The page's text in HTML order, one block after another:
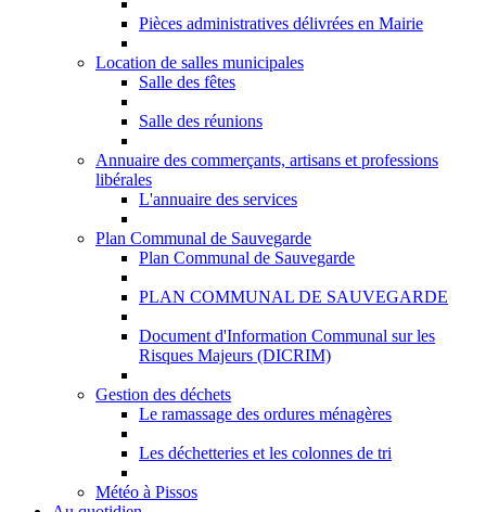
Pièces administratives délivrées en Mairie
Location de salles municipales
Salle des fêtes
Salle des réunions
Annuaire des commerçants, artisans et professions
libérales
L'annuaire des services
Plan Communal de Sauvegarde
Plan Communal de Sauvegarde
PLAN COMMUNAL DE SAUVEGARDE
Document d'Information Communal sur les
Risques Majeurs (DICRIM)
Gestion des déchets
Le ramassage des ordures ménagères
Les déchetteries et les colonnes de tri
Météo à Pissos